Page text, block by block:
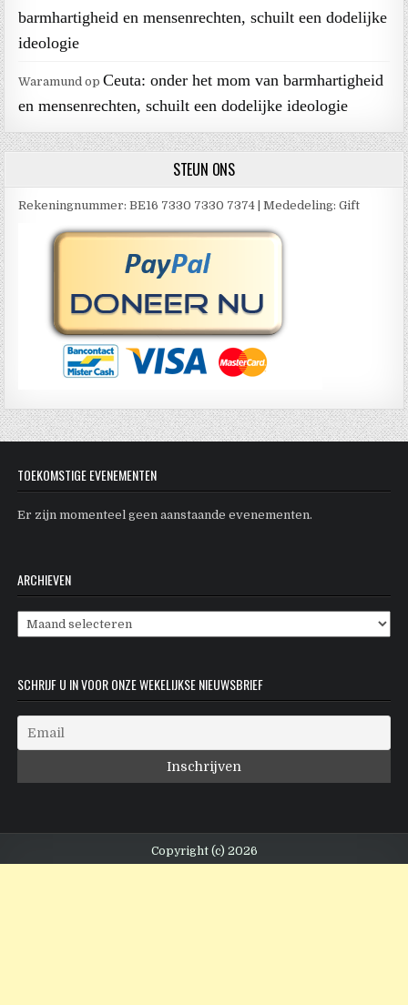
barmhartigheid en mensenrechten, schuilt een dodelijke
ideologie
Waramund opCeuta: onder het mom van barmhartigheid
en mensenrechten, schuilt een dodelijke ideologie
STEUN ONS
Rekeningnummer: BE16 7330 7330 7374 | Mededeling: Gift
TOEKOMSTIGE EVENEMENTEN
Er zijn momenteel geen aanstaande evenementen.
ARCHIEVEN
Archieven
SCHRIJF U IN VOOR ONZE WEKELIJKSE NIEUWSBRIEF
Copyright (c) 2026